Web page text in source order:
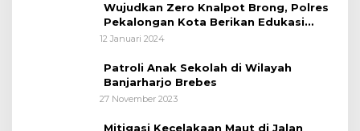
Wujudkan Zero Knalpot Brong, Polres
Pekalongan Kota Berikan Edukasi
Kepada Pelajar
12 Januari 2024
Patroli Anak Sekolah di Wilayah
Banjarharjo Brebes
27 November 2023
Mitigasi Kecelakaan Maut di Jalan